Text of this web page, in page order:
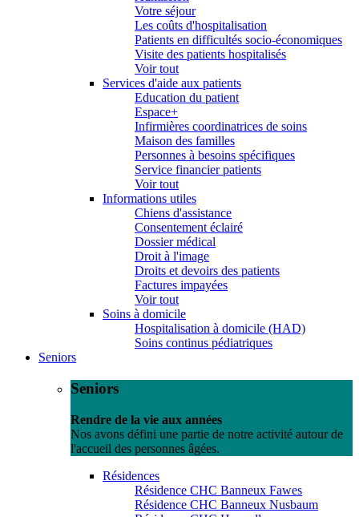
Votre séjour
Les coûts d'hospitalisation
Patients en difficultés socio-économiques
Visite des patients hospitalisés
Voir tout
Services d'aide aux patients
Education du patient
Espace+
Infirmières coordinatrices de soins
Maison des familles
Personnes à besoins spécifiques
Service financier patients
Voir tout
Informations utiles
Chiens d'assistance
Consentement éclairé
Dossier médical
Droit à l'image
Droits et devoirs des patients
Factures impayées
Voir tout
Soins à domicile
Hospitalisation à domicile (HAD)
Soins continus pédiatriques
Seniors
Seniors
Rendre de la vie aux années
Nos avons défini une partie de notre activité autour de
l'accueil des personnes âgées.
Résidences
Résidence CHC Banneux Fawes
Résidence CHC Banneux Nusbaum